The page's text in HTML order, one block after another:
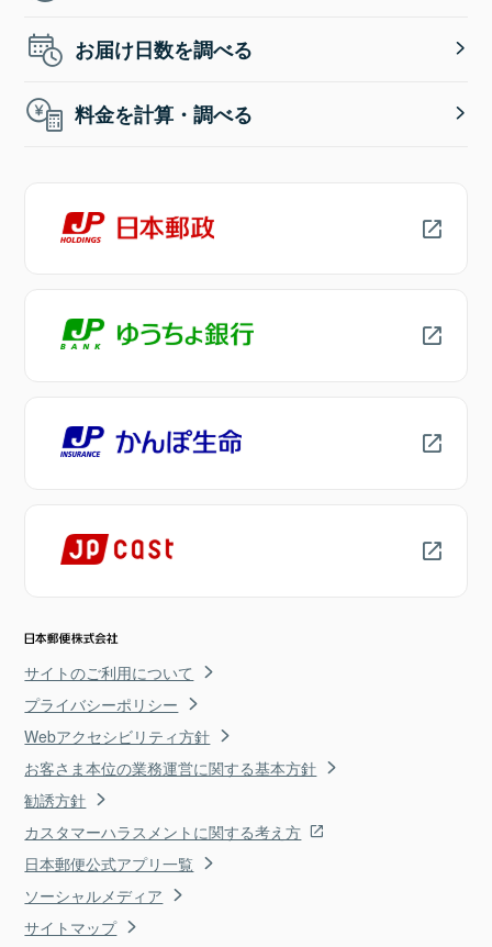
お届け日数を調べる
料金を計算・調べる
サイトのご利用について
プライバシーポリシー
Webアクセシビリティ方針
お客さま本位の業務運営に関する基本方針
勧誘方針
カスタマーハラスメントに関する考え方
日本郵便公式アプリ一覧
ソーシャルメディア
サイトマップ